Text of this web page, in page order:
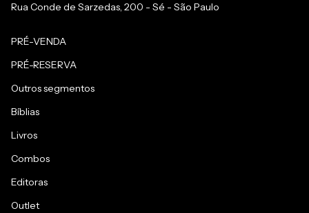
Rua Conde de Sarzedas, 200 - Sé - São Paulo
PRÉ-VENDA
PRÉ-RESERVA
Outros segmentos
Bíblias
Livros
Combos
Editoras
Outlet